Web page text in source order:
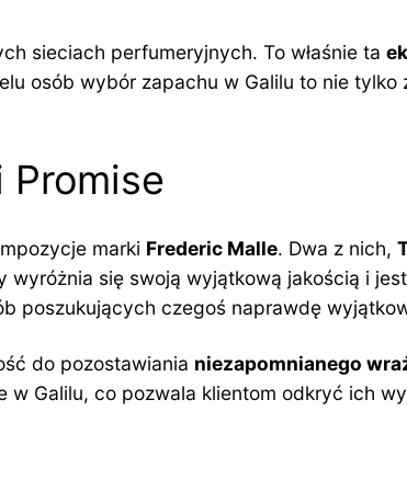
sieciach perfumeryjnych. To właśnie ta
osób wybór zapachu w Galilu to nie
Promise
marki Frederic Malle. Dwa z nich,
wyróżnia się swoją wyjątkową jakością i
poszukujących czegoś naprawdę
do pozostawiania niezapomnianego
Galilu, co pozwala klientom odkryć ich